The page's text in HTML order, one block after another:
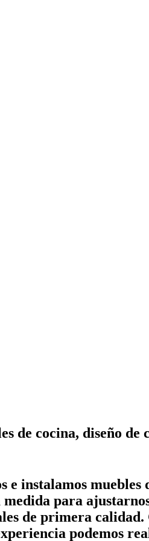
de cocina, diseño de
e instalamos
medida para
de primera
podemos